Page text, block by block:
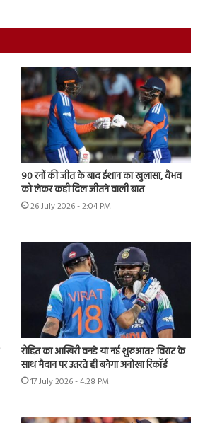
90 रनों की जीत के बाद ईशान का खुलासा, वैभव
को लेकर कही दिल जीतने वाली बात
26 July 2026 - 2:04 PM
रोहित का आखिरी वनडे या नई शुरुआत? विराट के
साथ मैदान पर उतरते ही बनेगा अनोखा रिकॉर्ड
17 July 2026 - 4:28 PM